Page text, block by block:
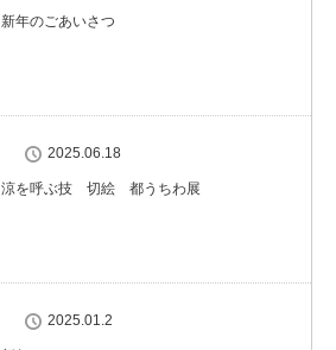
新年のごあいさつ
2025.06.18
涼を呼ぶ技 切絵 都うちわ展
2025.01.2